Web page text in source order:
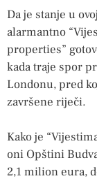
Da je stanje u
alarmantno
properties”
kada traje spor
Londonu, pred
završene riječi.
Kako je
oni Opštini
2,1 milion eura,